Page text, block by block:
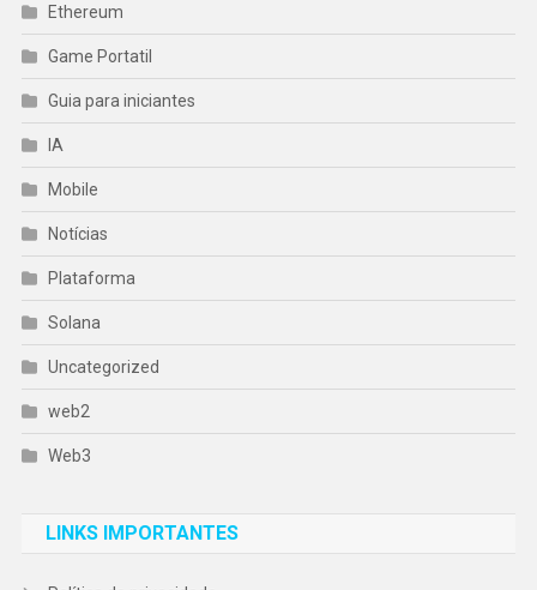
Ethereum
Game Portatil
Guia para iniciantes
IA
Mobile
Notícias
Plataforma
Solana
Uncategorized
web2
Web3
LINKS IMPORTANTES